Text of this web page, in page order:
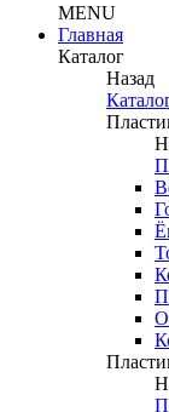
MENU
Главная
Каталог
Назад